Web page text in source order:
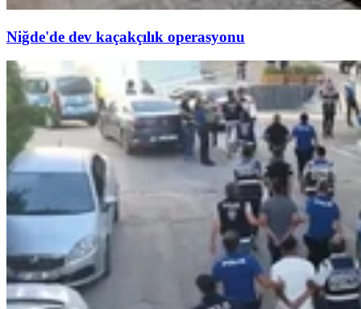
Niğde'de dev kaçakçılık operasyonu